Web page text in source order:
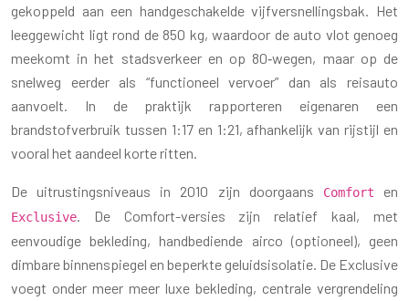
gekoppeld aan een handgeschakelde vijfversnellingsbak. Het
leeggewicht ligt rond de 850 kg, waardoor de auto vlot genoeg
meekomt in het stadsverkeer en op 80‑wegen, maar op de
snelweg eerder als “functioneel vervoer” dan als reisauto
aanvoelt. In de praktijk rapporteren eigenaren een
brandstofverbruik tussen 1:17 en 1:21, afhankelijk van rijstijl en
vooral het aandeel korte ritten.
De uitrustingsniveaus in 2010 zijn doorgaans Comfort en
Exclusive. De Comfort-versies zijn relatief kaal, met
eenvoudige bekleding, handbediende airco (optioneel), geen
dimbare binnenspiegel en beperkte geluidsisolatie. De Exclusive
voegt onder meer meer luxe bekleding, centrale vergrendeling